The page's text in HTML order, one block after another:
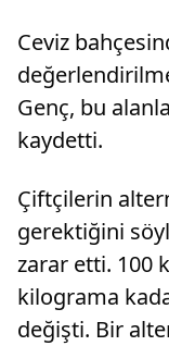
Ceviz
Genç, bu
kaydetti.
Çiftçilerin
gerektiğini
zarar etti. 100
kilograma
değişti. Bir